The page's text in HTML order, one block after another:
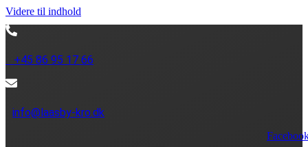
Videre til indhold
+45 86 95 17 66
info@laasby-kro.dk